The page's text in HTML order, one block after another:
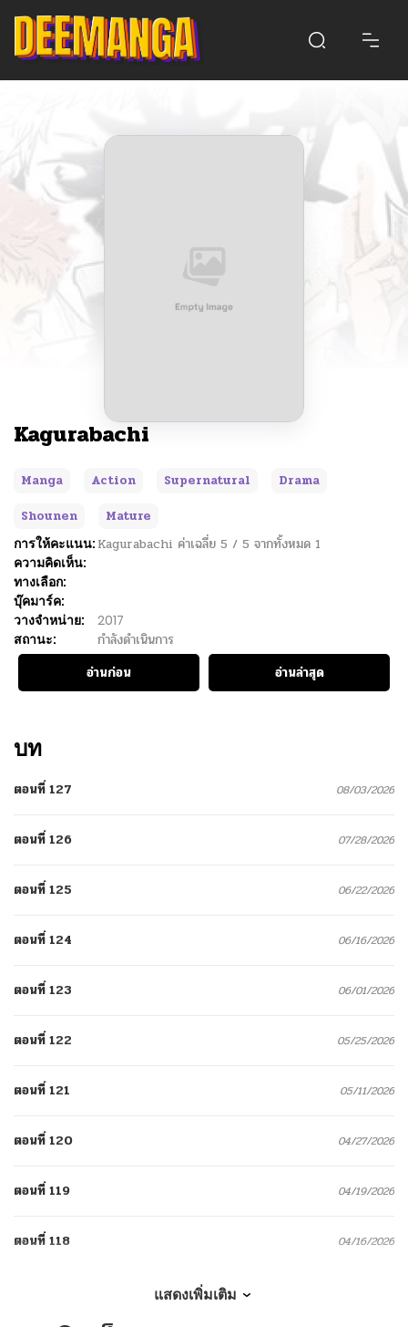
Kagurabachi
Manga Action Supernatural
Drama
Shounen
Mature
การให้คะแนน: Kagurabachi ค่าเฉลี่ย 5 / 5 จากทั้งหมด 1
ความคิดเห็น:
ทางเลือก:
บุ๊คมาร์ค:
วางจำหน่าย:
2017
สถานะ:
กำลังดำเนินการ
อ่านก่อน
อ่านล่าสุด
บท
ตอนที่ 127 08/03/2026
ตอนที่ 126 07/28/2026
ตอนที่ 125 06/22/2026
ตอนที่ 124 06/16/2026
ตอนที่ 123 06/01/2026
ตอนที่ 122 05/25/2026
ตอนที่ 121 05/11/2026
ตอนที่ 120 04/27/2026
ตอนที่ 119 04/19/2026
ตอนที่ 118 04/16/2026
แสดงเพิ่มเติม